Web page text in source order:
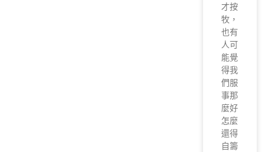
才按
牧，
也有
人可
能覺
得我
們服
事那
麼好
怎麼
還得
自籌